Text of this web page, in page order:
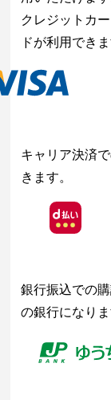
クレジットカ
ドが利用できま
キャリア決済
きます。
銀行振込での
の銀行になりま